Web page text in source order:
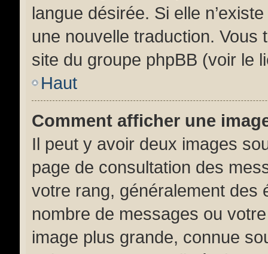
langue désirée. Si elle
une nouvelle traduction. Vous
site du groupe phpBB (voir le
Haut
Comment afficher une
Il peut y avoir deux images
page de consultation des
votre rang, généralement des
nombre de messages ou
image plus grande, connue